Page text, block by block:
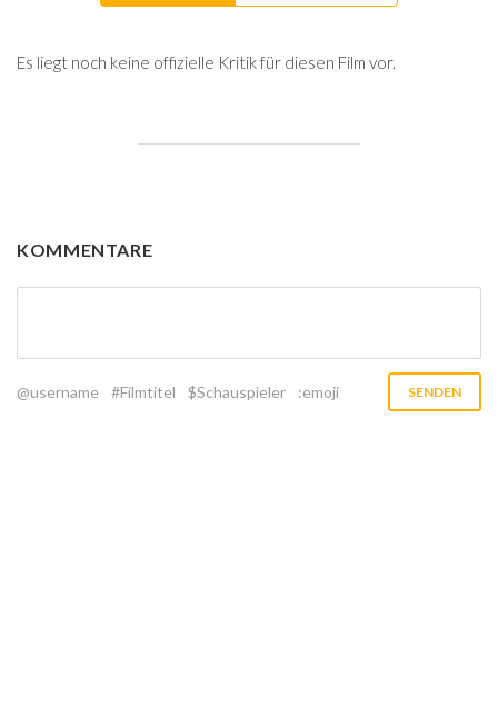
Es liegt noch keine offizielle Kritik für diesen Film vor.
KOMMENTARE
@username #Filmtitel $Schauspieler :emoji